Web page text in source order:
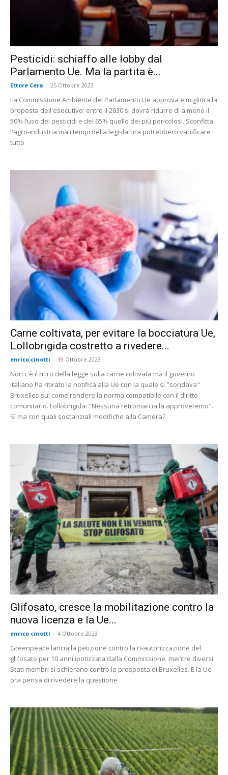
Pesticidi: schiaffo alle lobby dal
Parlamento Ue. Ma la partita è...
Ettore Cera - 25 Ottobre 2023
La Commissione Ambiente del Parlamento Ue approva e migliora la
proposta dell'esecutivo: entro il 2030 si dovrà ridurre di almeno il
50% l’uso dei pesticidi e del 65% quello dei più pericolosi. Sconfitta
l'agro-industria ma i tempi della legislatura potrebbero vanificare
tutto
Carne coltivata, per evitare la bocciatura Ue,
Lollobrigida costretto a rivedere...
enrico cinotti - 19 Ottobre 2023
Non c'è il ritiro della legge sulla carne coltivata ma il governo
italiano ha ritirato la notifica alla Ue con la quale si "sondava"
Bruxelles sul come rendere la norma compatibile con il diritto
comunitario. Lollobrigida: "Nessuna retromarcia la approveremo".
Sì ma con quali sostanziali modifiche alla Camera?
Glifosato, cresce la mobilitazione contro la
nuova licenza e la Ue...
enrico cinotti - 4 Ottobre 2023
Greenpeace lancia la petizione contro la ri-autorizzazione del
glifosato per 10 anni ipotizzata dalla Commissione, mentre diversi
Stati membri si schierano contro la prosposta di Bruxelles. E la Ue
ora pensa di rivedere la questione